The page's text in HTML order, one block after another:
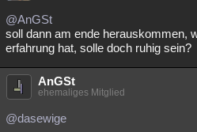
@AnGSt
soll dann am ende herauskommen,
erfahrung hat, solle doch ruhig sein?
AnGSt
ehemaliges Mitglied
@dasewige